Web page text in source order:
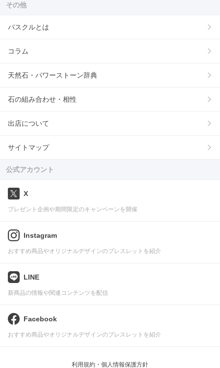
その他
パスクルとは
コラム
天然石・パワーストーン辞典
石の組み合わせ・相性
出店について
サイトマップ
公式アカウント
X
プレゼント企画や期間限定のキャンペーンを開催
Instagram
おすすめ商品やオリジナルデザインのブレスレットを紹介
LINE
新商品の情報や関連コンテンツを配信
Facebook
おすすめ商品やオリジナルデザインのブレスレットを紹介
利用規約・個人情報保護方針